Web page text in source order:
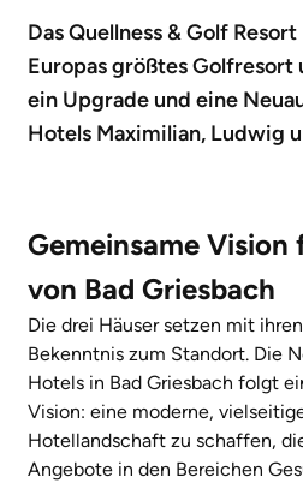
Das Quellness & Golf
Europas größtes Golfresort
ein Upgrade und eine
Hotels Maximilian, Ludwig
Gemeinsame
von Bad Griesbach
Die drei Häuser setzen mit
Bekenntnis zum Standort. Die
Hotels in Bad Griesbach folgt
Vision: eine moderne,
Hotellandschaft zu schaffen,
Angebote in den Bereichen